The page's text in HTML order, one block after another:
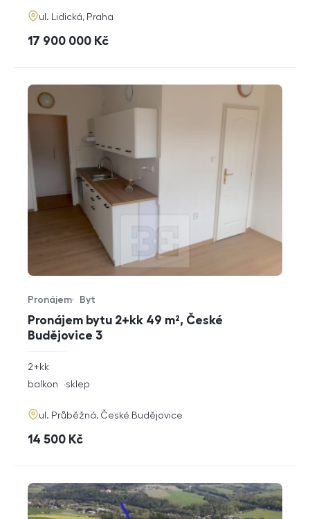
adresa
ul. Lidická, Praha
cena
17 900 000 Kč
Pronájem bytu 2+kk 49 m², České
Budějovice 3
Typ nabídky
Pronájem
Typ nemovitosti
Byt
rozměry
2+kk
funkce
balkon sklep
adresa
ul. Průběžná, České Budějovice
cena
14 500 Kč